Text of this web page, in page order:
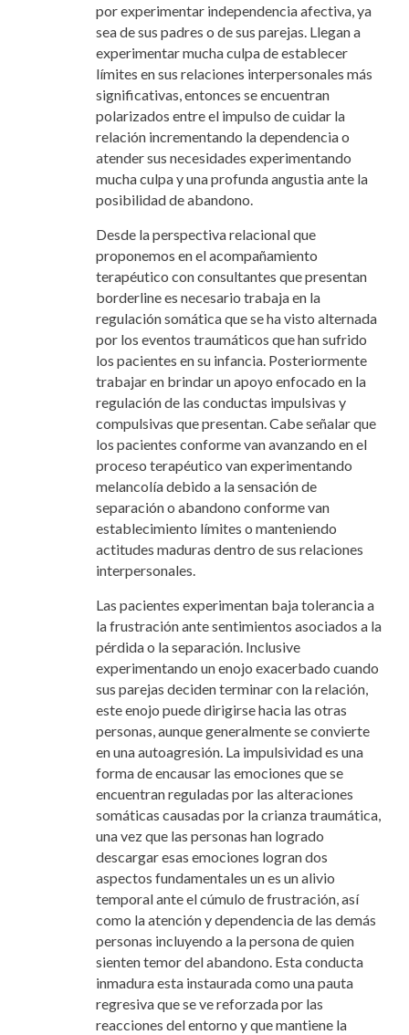
por experimentar independencia afectiva, ya
sea de sus padres o de sus parejas. Llegan a
experimentar mucha culpa de establecer
límites en sus relaciones interpersonales más
significativas, entonces se encuentran
polarizados entre el impulso de cuidar la
relación incrementando la dependencia o
atender sus necesidades experimentando
mucha culpa y una profunda angustia ante la
posibilidad de abandono.
Desde la perspectiva relacional que
proponemos en el acompañamiento
terapéutico con consultantes que presentan
borderline es necesario trabaja en la
regulación somática que se ha visto alternada
por los eventos traumáticos que han sufrido
los pacientes en su infancia. Posteriormente
trabajar en brindar un apoyo enfocado en la
regulación de las conductas impulsivas y
compulsivas que presentan. Cabe señalar que
los pacientes conforme van avanzando en el
proceso terapéutico van experimentando
melancolía debido a la sensación de
separación o abandono conforme van
establecimiento límites o manteniendo
actitudes maduras dentro de sus relaciones
interpersonales.
Las pacientes experimentan baja tolerancia a
la frustración ante sentimientos asociados a la
pérdida o la separación. Inclusive
experimentando un enojo exacerbado cuando
sus parejas deciden terminar con la relación,
este enojo puede dirigirse hacia las otras
personas, aunque generalmente se convierte
en una autoagresión. La impulsividad es una
forma de encausar las emociones que se
encuentran reguladas por las alteraciones
somáticas causadas por la crianza traumática,
una vez que las personas han logrado
descargar esas emociones logran dos
aspectos fundamentales un es un alivio
temporal ante el cúmulo de frustración, así
como la atención y dependencia de las demás
personas incluyendo a la persona de quien
sienten temor del abandono. Esta conducta
inmadura esta instaurada como una pauta
regresiva que se ve reforzada por las
reacciones del entorno y que mantiene la